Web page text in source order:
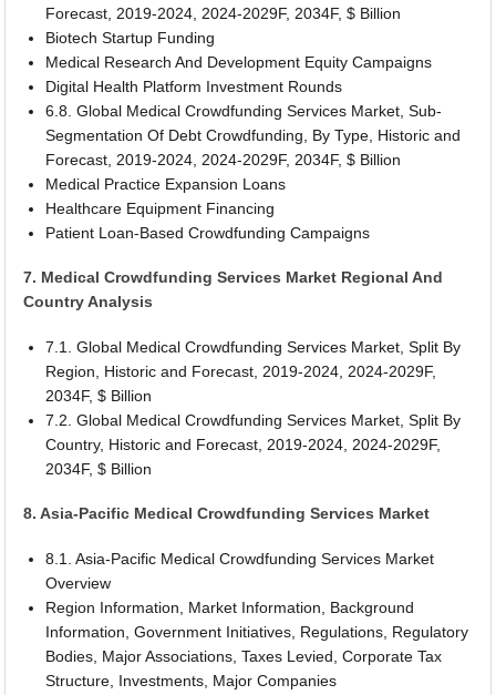
Forecast, 2019-2024, 2024-2029F, 2034F, $ Billion
Biotech Startup Funding
Medical Research And Development Equity Campaigns
Digital Health Platform Investment Rounds
6.8. Global Medical Crowdfunding Services Market, Sub-
Segmentation Of Debt Crowdfunding, By Type, Historic and
Forecast, 2019-2024, 2024-2029F, 2034F, $ Billion
Medical Practice Expansion Loans
Healthcare Equipment Financing
Patient Loan-Based Crowdfunding Campaigns
7. Medical Crowdfunding Services Market Regional And
Country Analysis
7.1. Global Medical Crowdfunding Services Market, Split By
Region, Historic and Forecast, 2019-2024, 2024-2029F,
2034F, $ Billion
7.2. Global Medical Crowdfunding Services Market, Split By
Country, Historic and Forecast, 2019-2024, 2024-2029F,
2034F, $ Billion
8. Asia-Pacific Medical Crowdfunding Services Market
8.1. Asia-Pacific Medical Crowdfunding Services Market
Overview
Region Information, Market Information, Background
Information, Government Initiatives, Regulations, Regulatory
Bodies, Major Associations, Taxes Levied, Corporate Tax
Structure, Investments, Major Companies